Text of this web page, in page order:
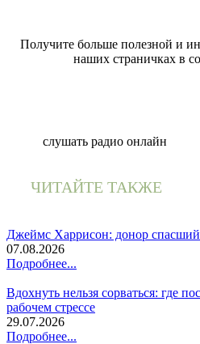
Получите больше полезной и
наших страничках в
слушать радио онлайн
ЧИТАЙТЕ ТАКЖЕ
Джеймс Харрисон: донор
07.08.2026
Подробнее...
Вдохнуть нельзя сорваться: где
рабочем стрессе
29.07.2026
Подробнее...